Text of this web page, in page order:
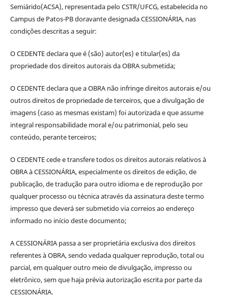
Semiárido(ACSA), representada pelo CSTR/UFCG, estabelecida no
Campus de Patos-PB doravante designada CESSIONÁRIA, nas
condições descritas a seguir:
O CEDENTE declara que é (são) autor(es) e titular(es) da
propriedade dos direitos autorais da OBRA submetida;
O CEDENTE declara que a OBRA não infringe direitos autorais e/ou
outros direitos de propriedade de terceiros, que a divulgação de
imagens (caso as mesmas existam) foi autorizada e que assume
integral responsabilidade moral e/ou patrimonial, pelo seu
conteúdo, perante terceiros;
O CEDENTE cede e transfere todos os direitos autorais relativos à
OBRA à CESSIONÁRIA, especialmente os direitos de edição, de
publicação, de tradução para outro idioma e de reprodução por
qualquer processo ou técnica através da assinatura deste termo
impresso que deverá ser submetido via correios ao endereço
informado no início deste documento;
A CESSIONÁRIA passa a ser proprietária exclusiva dos direitos
referentes à OBRA, sendo vedada qualquer reprodução, total ou
parcial, em qualquer outro meio de divulgação, impresso ou
eletrônico, sem que haja prévia autorização escrita por parte da
CESSIONÁRIA.